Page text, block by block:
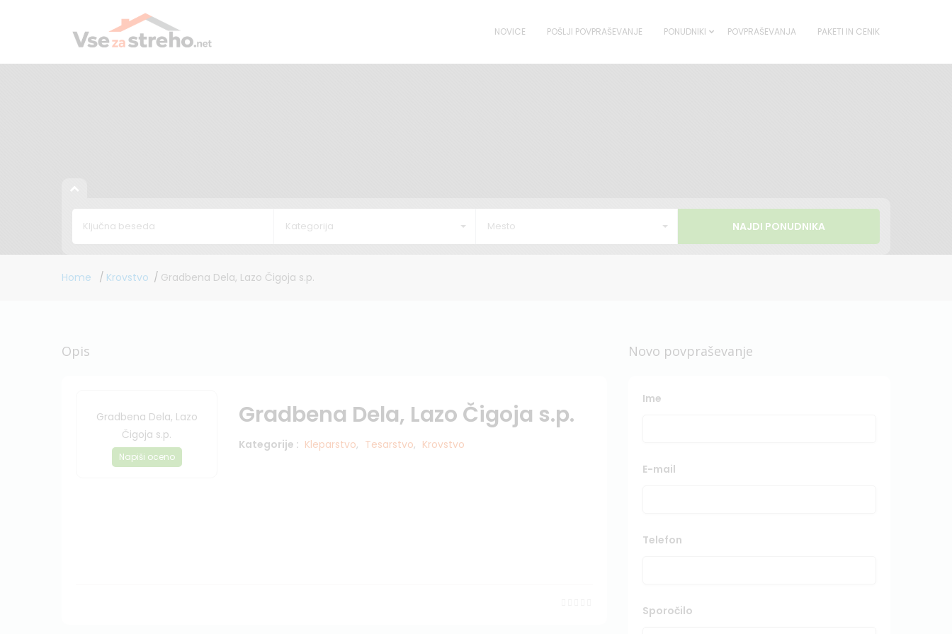
NOVICE POŠLJI POVPRAŠEVANJE PONUDNIKI POVPRAŠEVANJA PAKETI IN CENIK
Kategorija Mesto
Home Krovstvo Gradbena Dela, Lazo Čigoja s.p.
Opis
Gradbena Dela, Lazo
Čigoja s.p.
Napiši oceno
Gradbena Dela, Lazo Čigoja s.p.
Kategorije : Kleparstvo, Tesarstvo, Krovstvo
Novo povpraševanje
Ime
E-mail
Telefon
Sporočilo